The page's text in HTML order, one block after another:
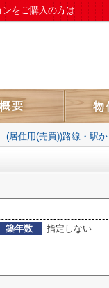
大久保駅のマンション、戸建、土地一覧｜東京都で仲介手数料無料の中古マンションをご購入の方は宝ホーム株式会社へ
(居住用(売買))路線・駅
築年数
指定しない